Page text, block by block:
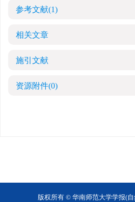
参考文献(1)
相关文章
施引文献
资源附件(0)
版权所有 © 华南师范大学学报(